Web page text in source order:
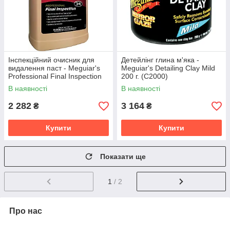
Інспекційний очисник для
видалення паст - Meguiar's
Professional Final Inspection
3,79 л. (M3401)
В наявності
2 282 ₴
Купити
Детейлінг глина м'яка -
Meguiar's Detailing Clay Mild
200 г. (C2000)
В наявності
3 164 ₴
Купити
Показати ще
1 / 2
Про нас